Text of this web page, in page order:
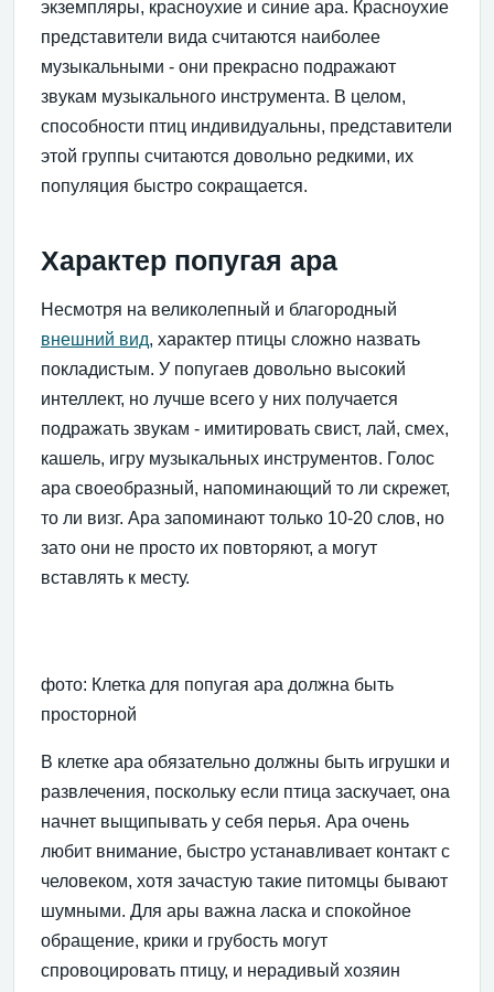
экземпляры, красноухие и синие ара. Красноухие
представители вида считаются наиболее
музыкальными - они прекрасно подражают
звукам музыкального инструмента. В целом,
способности птиц индивидуальны, представители
этой группы считаются довольно редкими, их
популяция быстро сокращается.
Характер попугая ара
Несмотря на великолепный и благородный
внешний вид, характер птицы сложно назвать
покладистым. У попугаев довольно высокий
интеллект, но лучше всего у них получается
подражать звукам - имитировать свист, лай, смех,
кашель, игру музыкальных инструментов. Голос
ара своеобразный, напоминающий то ли скрежет,
то ли визг. Ара запоминают только 10-20 слов, но
зато они не просто их повторяют, а могут
вставлять к месту.
фото: Клетка для попугая ара должна быть
просторной
В клетке ара обязательно должны быть игрушки и
развлечения, поскольку если птица заскучает, она
начнет выщипывать у себя перья. Ара очень
любит внимание, быстро устанавливает контакт с
человеком, хотя зачастую такие питомцы бывают
шумными. Для ары важна ласка и спокойное
обращение, крики и грубость могут
спровоцировать птицу, и нерадивый хозяин